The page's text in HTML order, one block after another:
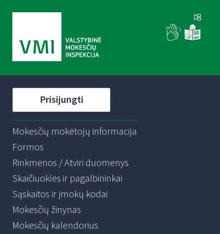
Prisijungti
Mokesčių mokėtojų informacija
Formos
Rinkmenos / Atviri duomenys
Skaičiuoklės ir pagalbininkai
Sąskaitos ir įmokų kodai
Mokesčių žinynas
Mokesčių kalendorius